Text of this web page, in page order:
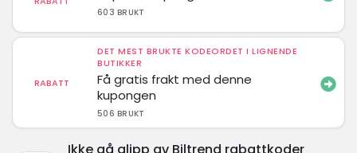
603 BRUKT
RABATT
DET MEST BRUKTE KODEORDET I LIGNENDE
BUTIKKER
Få gratis frakt med denne
kupongen
506 BRUKT
Ikke gå glipp av Biltrend rabattkoder